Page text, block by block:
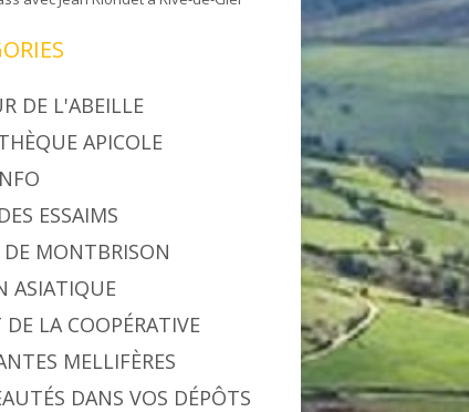
DE L'ABEILLE
APICOLE
ESSAIMS
DE MONTBRISON
ASIATIQUE
LA COOPÉRATIVE
MELLIFÈRES
DANS VOS DÉPÔTS